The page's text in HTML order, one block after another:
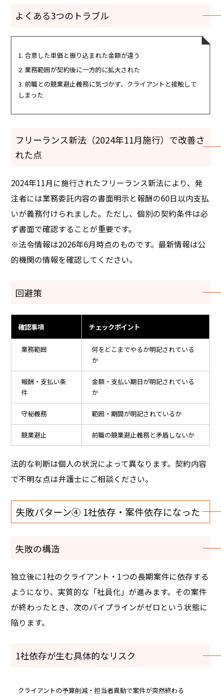
よくある3つのトラブル
合意した単価と振り込まれた金額が違う
業務範囲が契約後に一方的に拡大された
前職との競業避止義務に気づかず、クライアントと接触して
しまった
フリーランス新法（2024年11月施行）で改善さ
れた点
2024年11月に施行されたフリーランス新法により、発
注者には業務委託内容の書面明示と報酬の60日以内支払
いが義務付けられました。ただし、個別の契約条件は必
ず書面で確認することが重要です。
※法令情報は2026年6月時点のものです。最新情報は公
的機関の情報を確認してください。
回避策
確認事項 チェックポイント
業務範囲
何をどこまでやるか明記されている
か
報酬・支払い条
件
金額・支払い期日が明記されている
か
守秘義務 範囲・期間が明記されているか
競業避止 前職の競業避止義務と矛盾しないか
法的な判断は個人の状況によって異なります。契約内容
で不明な点は弁護士にご相談ください。
失敗パターン④ 1社依存・案件依存になった
失敗の構造
独立後に1社のクライアント・1つの長期案件に依存する
ようになり、実質的な「社員化」が進みます。その案件
が終わったとき、次のパイプラインがゼロという状態に
陥ります。
1社依存が生む具体的なリスク
クライアントの予算削減・担当者異動で案件が突然終わる